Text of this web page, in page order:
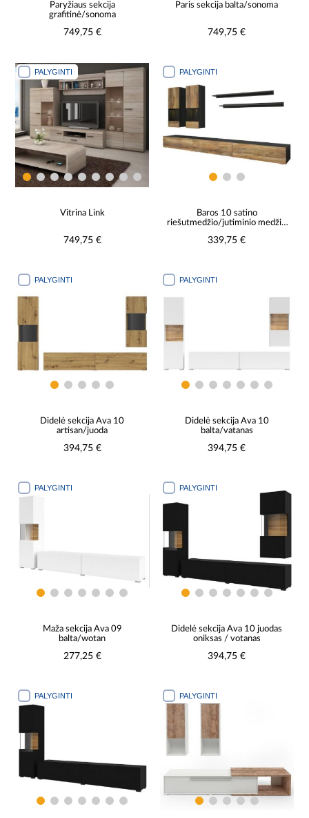
Paryžiaus sekcija
grafitinė/sonoma
749,75 €
Paris sekcija balta/sonoma
749,75 €
PALYGINTI
Vitrina Link
749,75 €
PALYGINTI
Baros 10 satino
riešutmedžio/jutiminio medžio
339,75 €
PALYGINTI
Didelė sekcija Ava 10
artisan/juoda
394,75 €
PALYGINTI
Didelė sekcija Ava 10
balta/vatanas
394,75 €
PALYGINTI
Maža sekcija Ava 09
balta/wotan
277,25 €
PALYGINTI
Didelė sekcija Ava 10 juodas
oniksas / votanas
394,75 €
PALYGINTI PALYGINTI